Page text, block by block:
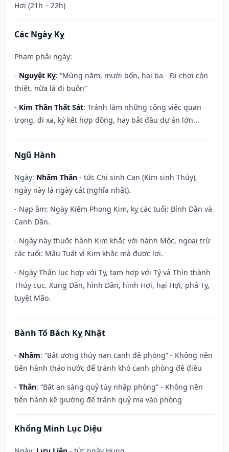
Hợi (21h – 22h)
Các Ngày Kỵ
Phạm phải ngày:
- Nguyệt Kỵ: “Mùng năm, mười bốn, hai ba - Đi chơi còn
thiệt, nữa là đi buôn”
- Kim Thần Thất Sát: Tránh làm những công việc quan
trọng, đi xa, ký kết hợp đồng, hay bắt đầu dự án lớn...
Ngũ Hành
Ngày: Nhâm Thân - tức Chi sinh Can (Kim sinh Thủy),
ngày này là ngày cát (nghĩa nhật).
- Nạp âm: Ngày Kiếm Phong Kim, kỵ các tuổi: Bính Dần và
Canh Dần.
- Ngày này thuộc hành Kim khắc với hành Mộc, ngoại trừ
các tuổi: Mậu Tuất vì Kim khắc mà được lợi.
- Ngày Thân lục hợp với Tỵ, tam hợp với Tý và Thìn thành
Thủy cục. Xung Dần, hình Dần, hình Hợi, hại Hợi, phá Tỵ,
tuyệt Mão.
Bành Tổ Bách Kỵ Nhật
- Nhâm: “Bất ương thủy nan canh đê phòng” - Không nên
tiến hành tháo nước để tránh khó canh phòng đê điều
- Thân: “Bất an sàng quỷ túy nhập phòng” - Không nên
tiến hành kê giường để tránh quỷ ma vào phòng
Khổng Minh Lục Diệu